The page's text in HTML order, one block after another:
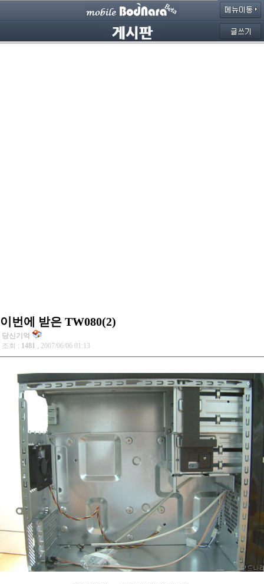
이번에 받은 TW080(2)
당신기억
조회 : 1481 , 2007/06/06 01:13